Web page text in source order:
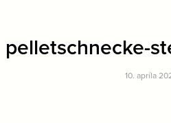
pelletschnecke-
10. apríla